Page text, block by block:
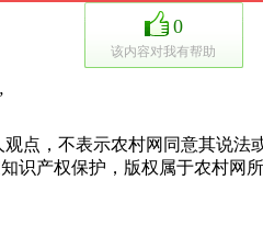
0
该内容对我有帮助
，不表示农村网同意其说法
识产权保护，版权属于农村